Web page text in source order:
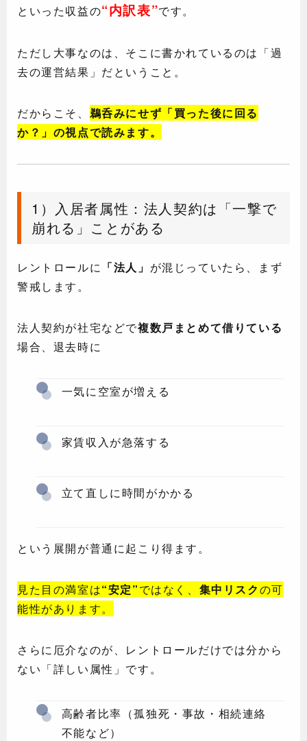
といった収益の“内訳表”です。
ただし大事なのは、そこに書かれているのは「過
去の運営結果」だということ。
だからこそ、 鵜呑みにせず「買った後に回る
か？」の視点で読みます。
1）入居者属性：法人契約は「一撃で
崩れる」ことがある
レントロールに 「法人」 が混じっていたら、まず
警戒します。
法人契約が社宅などで複数戸まとめて借りている
場合、退去時に
一気に空室が増える
家賃収入が急落する
立て直しに時間がかかる
という展開が普通に起こり得ます。
見た目の満室は“安定”ではなく、 集中リスクの可
能性があります。
さらに厄介なのが、レントロールだけでは分から
ない「詳しい属性」です。
高齢者比率（孤独死・事故・相続連絡
不能など）